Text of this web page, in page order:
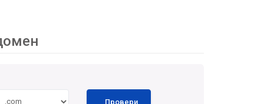
Провери